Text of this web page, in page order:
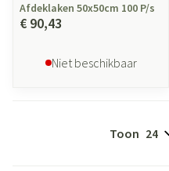
Afdeklaken 50x50cm 100 P/s
€ 90,43
Niet beschikbaar
Toon